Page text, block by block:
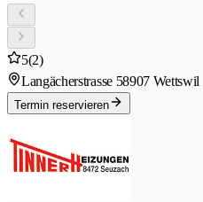
5(2)
Langächerstrasse 58907 Wettswil
Termin reservieren